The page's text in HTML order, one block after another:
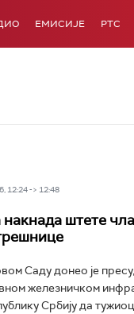
ЕМИСИЈЕ РТС
12:24 -> 12:48
штете
Саду донео је
железничком
Србију да